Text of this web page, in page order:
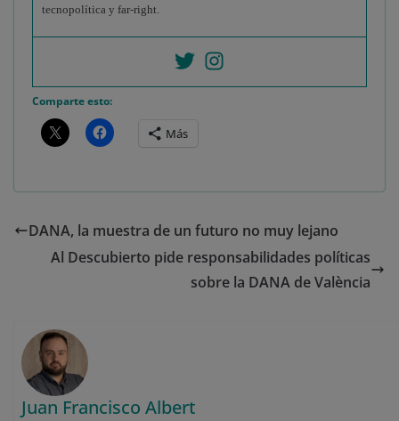
tecnopolítica y far-right.
Comparte esto:
Más
DANA, la muestra de un futuro no muy lejano
Al Descubierto pide responsabilidades políticas
sobre la DANA de València
Juan Francisco Albert